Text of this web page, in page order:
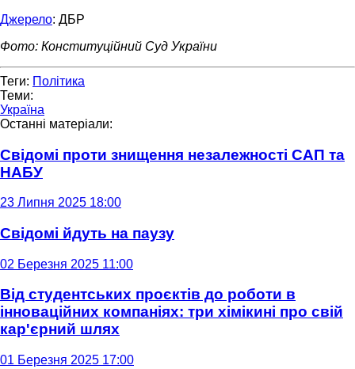
Джерело: ДБР
Фото: Конституційний Суд України
Теги: Політика
Теми:
Україна
Останні матеріали:
Свідомі проти знищення незалежності САП та
НАБУ
23 Липня 2025 18:00
Свідомі йдуть на паузу
02 Березня 2025 11:00
Від студентських проєктів до роботи в
інноваційних компаніях: три хімікині про свій
кар'єрний шлях
01 Березня 2025 17:00